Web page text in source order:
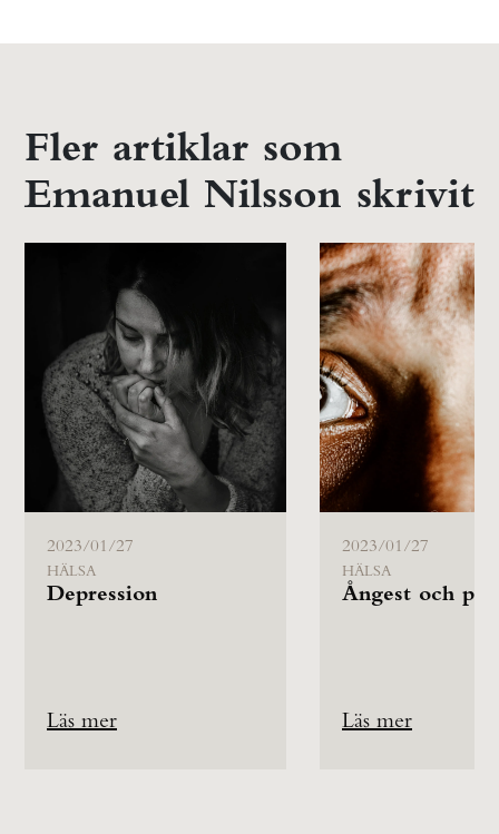
Fler artiklar som
Emanuel Nilsson skrivit
2023/01/27
HÄLSA
Depression
Läs mer
2023/01/27
HÄLSA
Ångest och
Läs mer